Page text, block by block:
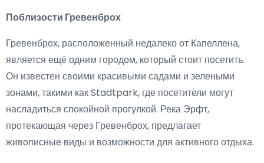
Поблизости Гревенброх
Гревенброх, расположенный недалеко от Капеллена,
является ещё одним городом, который стоит посетить.
Он известен своими красивыми садами и зелеными
зонами, такими как Stadtpark, где посетители могут
насладиться спокойной прогулкой. Река Эрфт,
протекающая через Гревенброх, предлагает
живописные виды и возможности для активного отдыха.